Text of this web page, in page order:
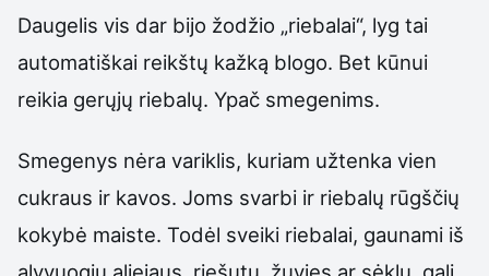
Daugelis vis dar bijo žodžio „riebalai“, lyg tai
automatiškai reikštų kažką blogo. Bet kūnui
reikia gerųjų riebalų. Ypač smegenims.
Smegenys nėra variklis, kuriam užtenka vien
cukraus ir kavos. Joms svarbi ir riebalų rūgščių
kokybė maiste. Todėl sveiki riebalai, gaunami iš